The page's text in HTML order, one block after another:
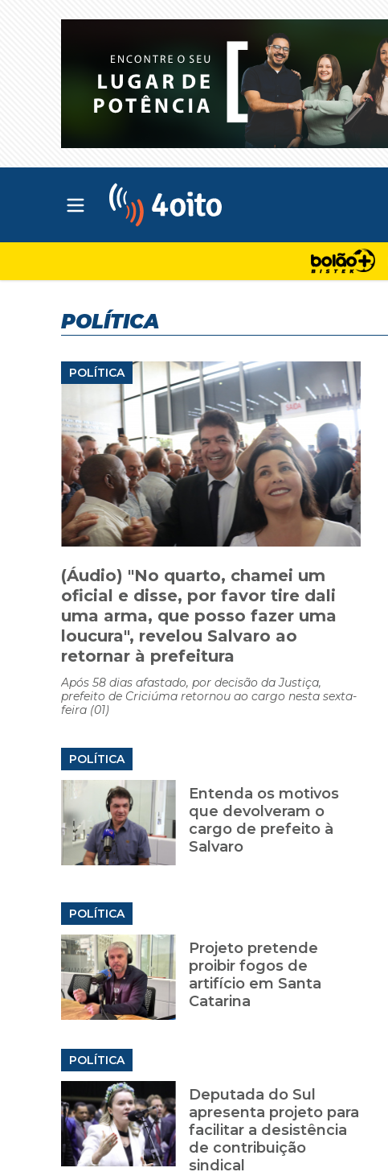
Abrir menu principal
POLÍTICA
POLÍTICA
(Áudio) "No quarto, chamei um
oficial e disse, por favor tire dali
uma arma, que posso fazer uma
loucura", revelou Salvaro ao
retornar à prefeitura
Após 58 dias afastado, por decisão da Justiça,
prefeito de Criciúma retornou ao cargo nesta sexta-
feira (01)
POLÍTICA
Entenda os motivos
que devolveram o
cargo de prefeito à
Salvaro
POLÍTICA
Projeto pretende
proibir fogos de
artifício em Santa
Catarina
POLÍTICA
Deputada do Sul
apresenta projeto para
facilitar a desistência
de contribuição
sindical